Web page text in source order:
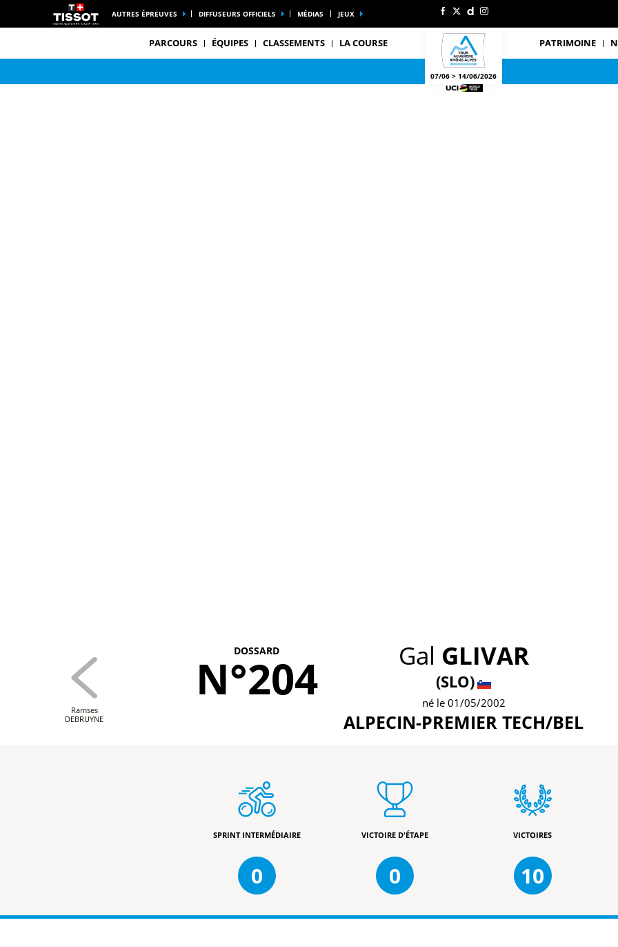
AUTRES ÉPREUVES DIFFUSEURS OFFICIELS MÉDIAS JEUX
PARCOURS ÉQUIPES CLASSEMENTS LA COURSE
07/06 > 14/06/2026
PATRIMOINE
DOSSARD
N°204 Gal GLIVAR
(SLO)
né le 01/05/2002
ALPECIN-PREMIER TECH/BEL
Ramses
DEBRUYNE
SPRINT INTERMÉDIAIRE
0
VICTOIRE D'ÉTAPE
0
VICTOIRES
10